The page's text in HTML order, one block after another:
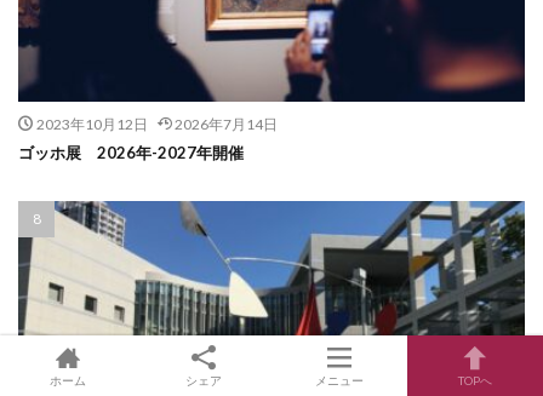
2023年10月12日 2026年7月14日
ゴッホ展 2026年-2027年開催
ホーム シェア メニュー TOPへ